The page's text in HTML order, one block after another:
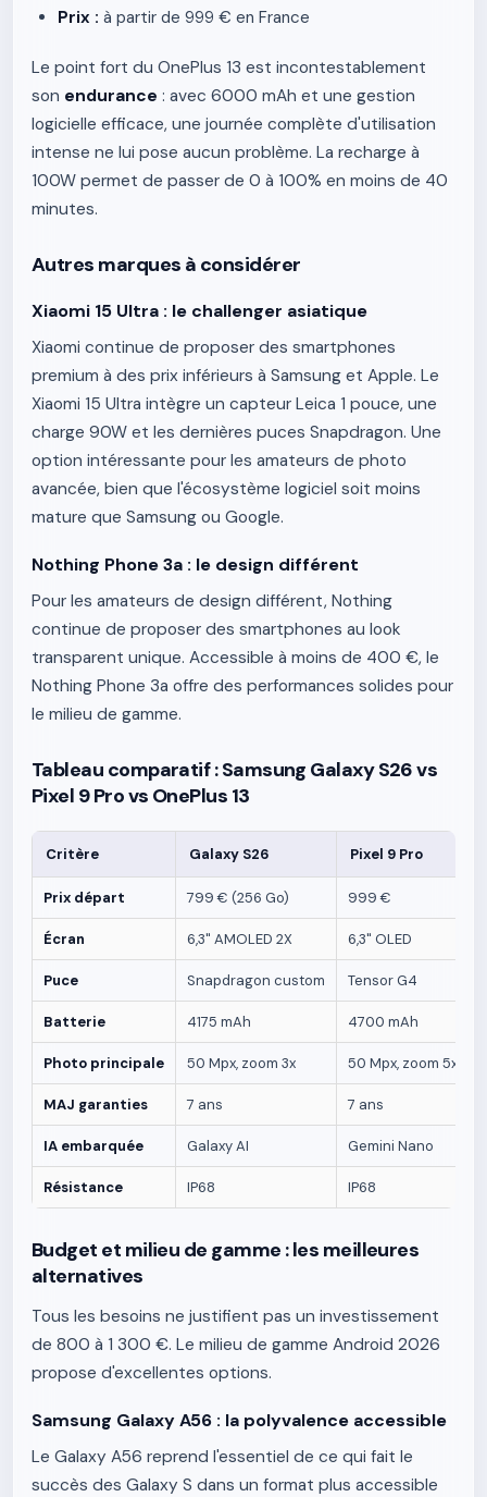
Prix : à partir de 999 € en France
Le point fort du OnePlus 13 est incontestablement
son endurance : avec 6000 mAh et une gestion
logicielle efficace, une journée complète d'utilisation
intense ne lui pose aucun problème. La recharge à
100W permet de passer de 0 à 100% en moins de 40
minutes.
Autres marques à considérer
Xiaomi 15 Ultra : le challenger asiatique
Xiaomi continue de proposer des smartphones
premium à des prix inférieurs à Samsung et Apple. Le
Xiaomi 15 Ultra intègre un capteur Leica 1 pouce, une
charge 90W et les dernières puces Snapdragon. Une
option intéressante pour les amateurs de photo
avancée, bien que l'écosystème logiciel soit moins
mature que Samsung ou Google.
Nothing Phone 3a : le design différent
Pour les amateurs de design différent, Nothing
continue de proposer des smartphones au look
transparent unique. Accessible à moins de 400 €, le
Nothing Phone 3a offre des performances solides pour
le milieu de gamme.
Tableau comparatif : Samsung Galaxy S26 vs
Pixel 9 Pro vs OnePlus 13
Critère Galaxy S26 Pixel 9 Pro
Prix départ 799 € (256 Go) 999 €
Écran 6,3" AMOLED 2X 6,3" OLED
Puce Snapdragon custom Tensor G4
Batterie 4175 mAh 4700 mAh
Photo principale 50 Mpx, zoom 3x 50 Mpx, zoom 5x
MAJ garanties 7 ans 7 ans
IA embarquée Galaxy AI Gemini Nano
Résistance IP68 IP68
Budget et milieu de gamme : les meilleures
alternatives
Tous les besoins ne justifient pas un investissement
de 800 à 1 300 €. Le milieu de gamme Android 2026
propose d'excellentes options.
Samsung Galaxy A56 : la polyvalence accessible
Le Galaxy A56 reprend l'essentiel de ce qui fait le
succès des Galaxy S dans un format plus accessible